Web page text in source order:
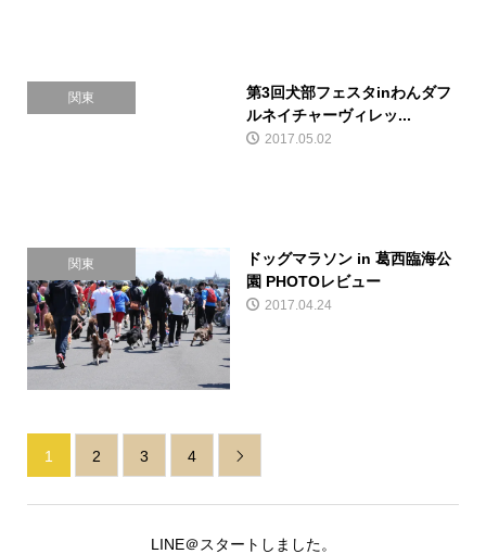
関東
第3回犬部フェスタinわんダフ
ルネイチャーヴィレッ...
2017.05.02
関東
ドッグマラソン in 葛西臨海公
園 PHOTOレビュー
2017.04.24
1 2 3 4 
LINE＠スタートしました。